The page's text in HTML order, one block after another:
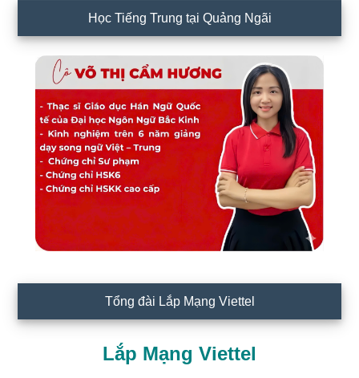
Học Tiếng Trung tại Quảng Ngãi
Tổng đài Lắp Mạng Viettel
Lắp Mạng Viettel